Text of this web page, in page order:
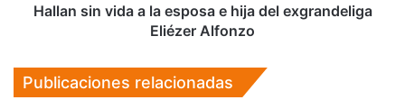
exgrandeliga
Hallan sin vida a la esposa e hija del exgrandeliga
Eliézer Alfonzo
Publicaciones relacionadas